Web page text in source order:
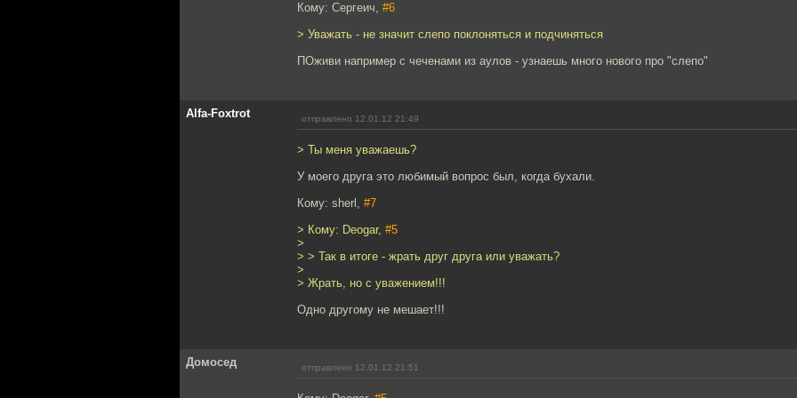
Кому: Сергеич, #6
> Уважать - не значит слепо поклоняться и подчиняться
ПОживи например с чеченами из аулов - узнаешь много нового про "слепо"
Alfa-Foxtrot отправлено 12.01.12 21:49
> Ты меня уважаешь?
У моего друга это любимый вопрос был, когда бухали.
Кому: sherl, #7
> Кому: Deogar, #5
>
> > Так в итоге - жрать друг друга или уважать?
>
> Жрать, но с уважением!!!
Одно другому не мешает!!!
Домосед отправлено 12.01.12 21:51